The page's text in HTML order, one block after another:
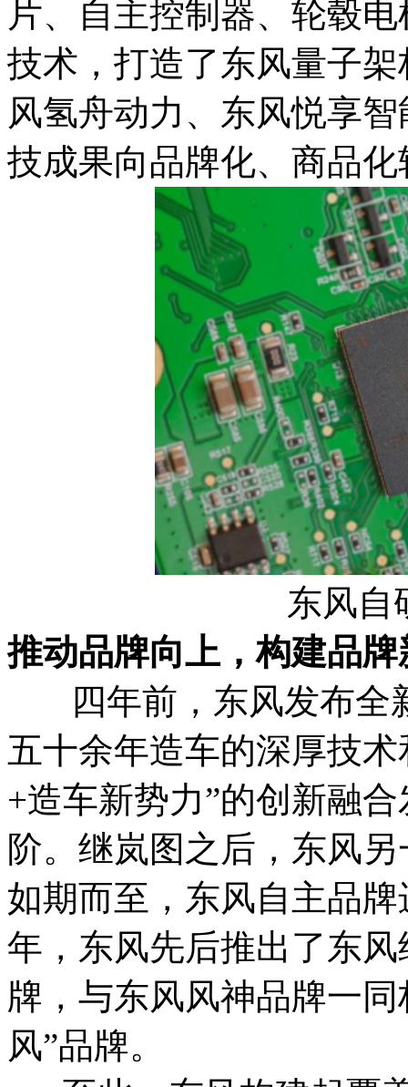
片、自主控制器、轮毂
技术，打造了东风量子
风氢舟动力、东风悦享
技成果向品牌化、商品
东风自
推动品牌向上，构建品牌
四年前，东风发布全
五十余年造车的深厚技
+造车新势力”的创新融
阶。继岚图之后，东风
如期而至，东风自主品
年，东风先后推出了东
牌，与东风风神品牌一
风”品牌。